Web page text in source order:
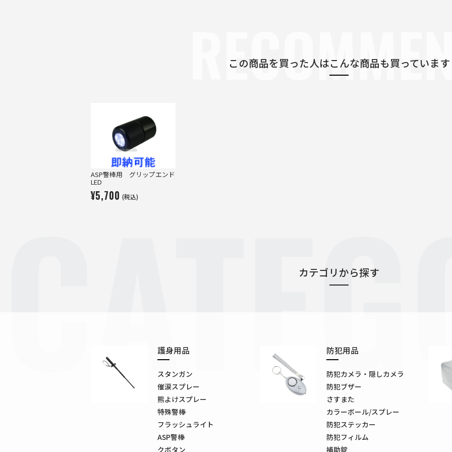
この商品を買った人はこんな商品も買っています
ASP警棒用 グリップエンド
LED
¥5,700 (税込)
カテゴリから探す
護身用品
スタンガン
催涙スプレー
熊よけスプレー
特殊警棒
フラッシュライト
ASP警棒
クボタン
防犯用品
防犯カメラ・隠しカメラ
防犯ブザー
さすまた
カラーボール/スプレー
防犯ステッカー
防犯フィルム
補助錠